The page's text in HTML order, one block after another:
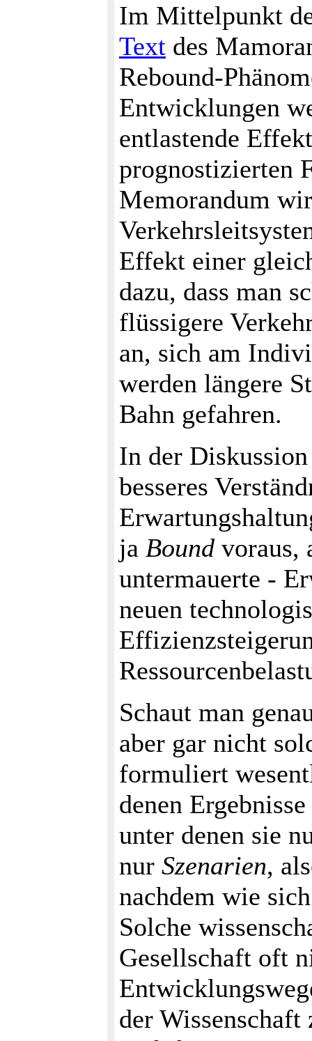
Im Mittelpunkt
Text des
Rebound-
Entwicklungen
entlastende
prognostizierten
Memorandum
Effekt einer
dazu, dass man
flüssigere
an, sich am
werden längere
Bahn gefahren.
In der
besseres
ja Bound voraus,
untermauerte -
neuen
Schaut man
aber gar nicht
formuliert
denen
unter denen sie
nur Szenarien,
nachdem wie
Solche
Gesellschaft oft
der